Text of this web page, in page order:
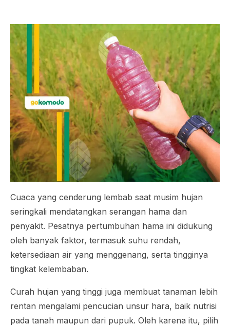
Cuaca yang cenderung lembab saat musim hujan
seringkali mendatangkan serangan hama dan
penyakit. Pesatnya pertumbuhan hama ini didukung
oleh banyak faktor, termasuk suhu rendah,
ketersediaan air yang menggenang, serta tingginya
tingkat kelembaban.
Curah hujan yang tinggi juga membuat tanaman lebih
rentan mengalami pencucian unsur hara, baik nutrisi
pada tanah maupun dari pupuk. Oleh karena itu, pilih